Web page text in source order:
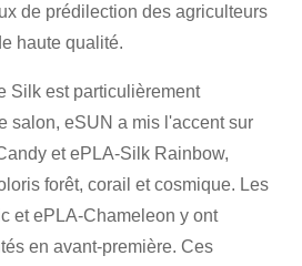
de prédilection des agriculteurs
haute qualité.
Silk est particulièrement
salon, eSUN a mis l'accent sur
et ePLA-Silk Rainbow,
forêt, corail et cosmique. Les
et ePLA-Chameleon y ont
en avant-première. Ces